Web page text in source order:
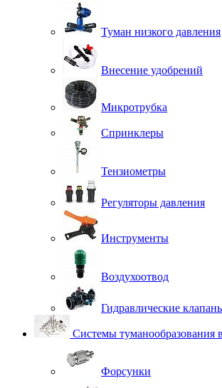
Туман низкого давления
Внесение удобрений
Микротрубка
Спринклеры
Тензиометры
Регуляторы давления
Инструменты
Воздухоотвод
Гидравлические
Системы туманообразования
Форсунки